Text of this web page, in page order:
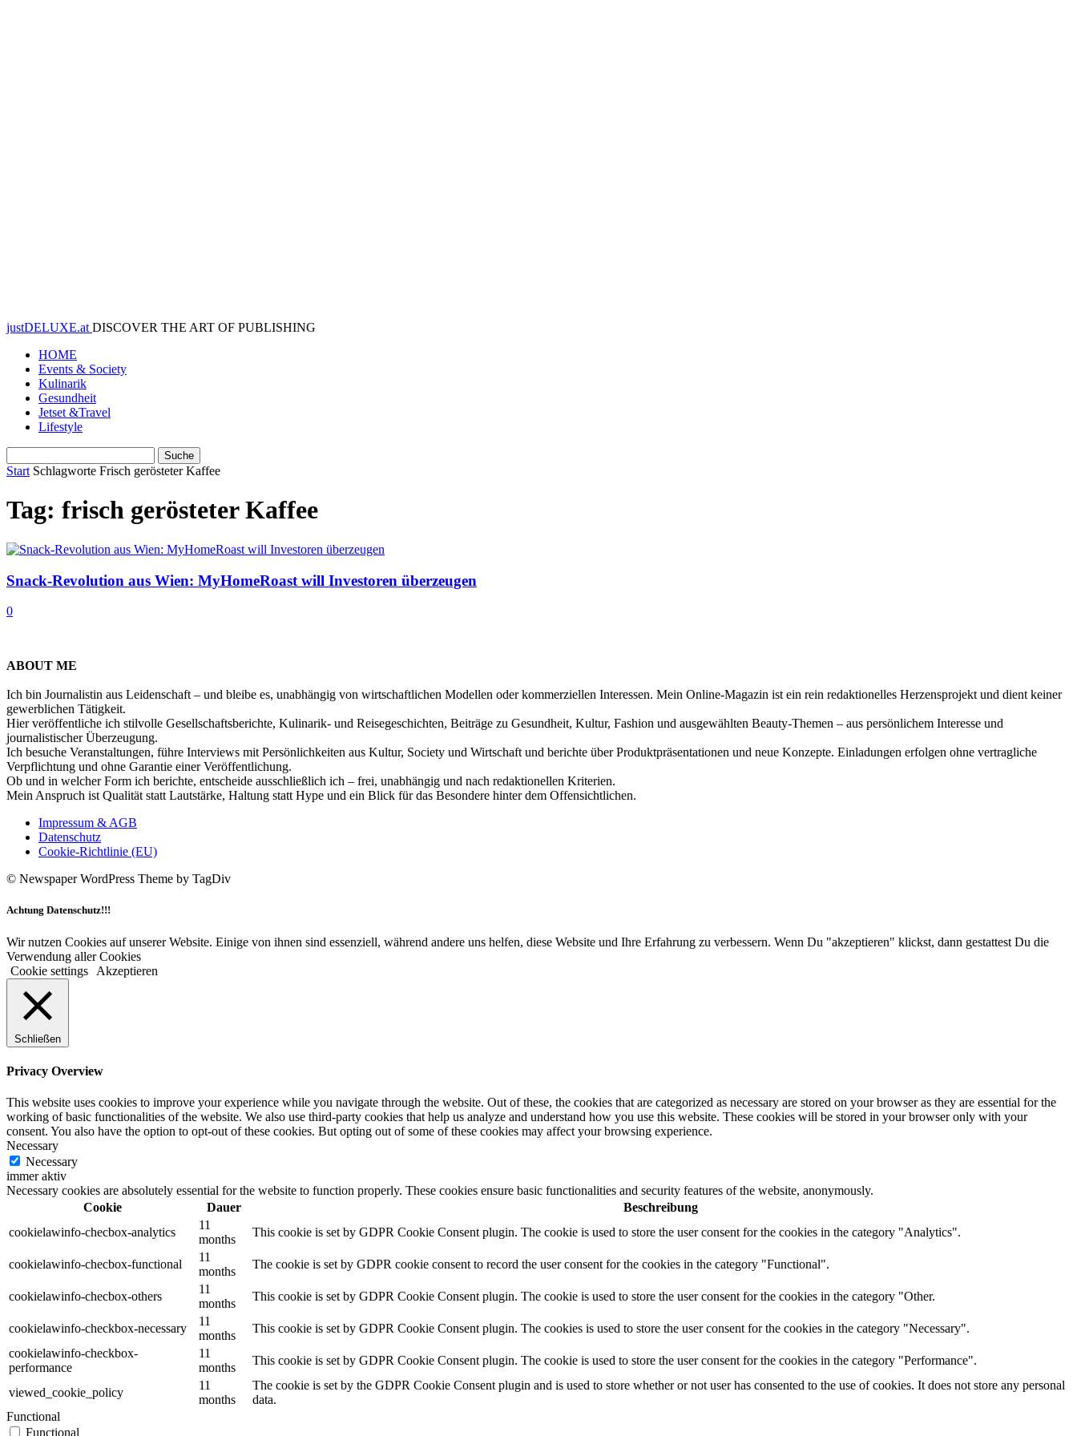
justDELUXE.at DISCOVER THE ART OF PUBLISHING
HOME
Events & Society
Kulinarik
Gesundheit
Jetset &Travel
Lifestyle
Start Schlagworte Frisch gerösteter Kaffee
Tag: frisch gerösteter Kaffee
Snack-Revolution aus Wien: MyHomeRoast will Investoren überzeugen
0
ABOUT ME
Ich bin Journalistin aus Leidenschaft – und bleibe es, unabhängig von wirtschaftlichen Modellen oder kommerziellen Interessen. Mein Online-Magazin ist ein rein redaktionelles Herzensprojekt und dient keiner
gewerblichen Tätigkeit.
Hier veröffentliche ich stilvolle Gesellschaftsberichte, Kulinarik- und Reisegeschichten, Beiträge zu Gesundheit, Kultur, Fashion und ausgewählten Beauty-Themen – aus persönlichem Interesse und
journalistischer Überzeugung.
Ich besuche Veranstaltungen, führe Interviews mit Persönlichkeiten aus Kultur, Society und Wirtschaft und berichte über Produktpräsentationen und neue Konzepte. Einladungen erfolgen ohne vertragliche
Verpflichtung und ohne Garantie einer Veröffentlichung.
Ob und in welcher Form ich berichte, entscheide ausschließlich ich – frei, unabhängig und nach redaktionellen Kriterien.
Mein Anspruch ist Qualität statt Lautstärke, Haltung statt Hype und ein Blick für das Besondere hinter dem Offensichtlichen.
Impressum & AGB
Datenschutz
Cookie-Richtlinie (EU)
© Newspaper WordPress Theme by TagDiv
Achtung Datenschutz!!!
Wir nutzen Cookies auf unserer Website. Einige von ihnen sind essenziell, während andere uns helfen, diese Website und Ihre Erfahrung zu verbessern. Wenn Du "akzeptieren" klickst, dann gestattest Du die
Verwendung aller Cookies
Cookie settings
Akzeptieren
Schließen
Privacy Overview
This website uses cookies to improve your experience while you navigate through the website. Out of these, the cookies that are categorized as necessary are stored on your browser as they are essential for the
working of basic functionalities of the website. We also use third-party cookies that help us analyze and understand how you use this website. These cookies will be stored in your browser only with your
consent. You also have the option to opt-out of these cookies. But opting out of some of these cookies may affect your browsing experience.
Necessary
Necessary
immer aktiv
Necessary cookies are absolutely essential for the website to function properly. These cookies ensure basic functionalities and security features of the website, anonymously.
Cookie
Dauer
Beschreibung
cookielawinfo-checbox-analytics
11
months
This cookie is set by GDPR Cookie Consent plugin. The cookie is used to store the user consent for the cookies in the category "Analytics".
cookielawinfo-checbox-functional
11
months
The cookie is set by GDPR cookie consent to record the user consent for the cookies in the category "Functional".
cookielawinfo-checbox-others
11
months
This cookie is set by GDPR Cookie Consent plugin. The cookie is used to store the user consent for the cookies in the category "Other.
cookielawinfo-checkbox-necessary
11
months
This cookie is set by GDPR Cookie Consent plugin. The cookies is used to store the user consent for the cookies in the category "Necessary".
cookielawinfo-checkbox-
performance
11
months
This cookie is set by GDPR Cookie Consent plugin. The cookie is used to store the user consent for the cookies in the category "Performance".
viewed_cookie_policy
11
months
The cookie is set by the GDPR Cookie Consent plugin and is used to store whether or not user has consented to the use of cookies. It does not store any personal
data.
Functional
Functional